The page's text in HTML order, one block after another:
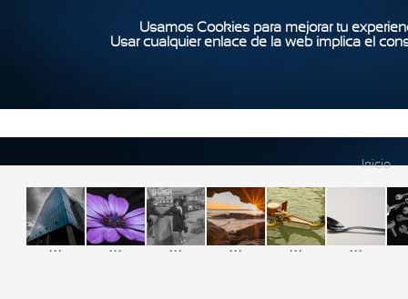
Usamos Cookies para mejorar tu
Usar cualquier enlace de la web implica el
Inicio
... ... ... ... ... ...